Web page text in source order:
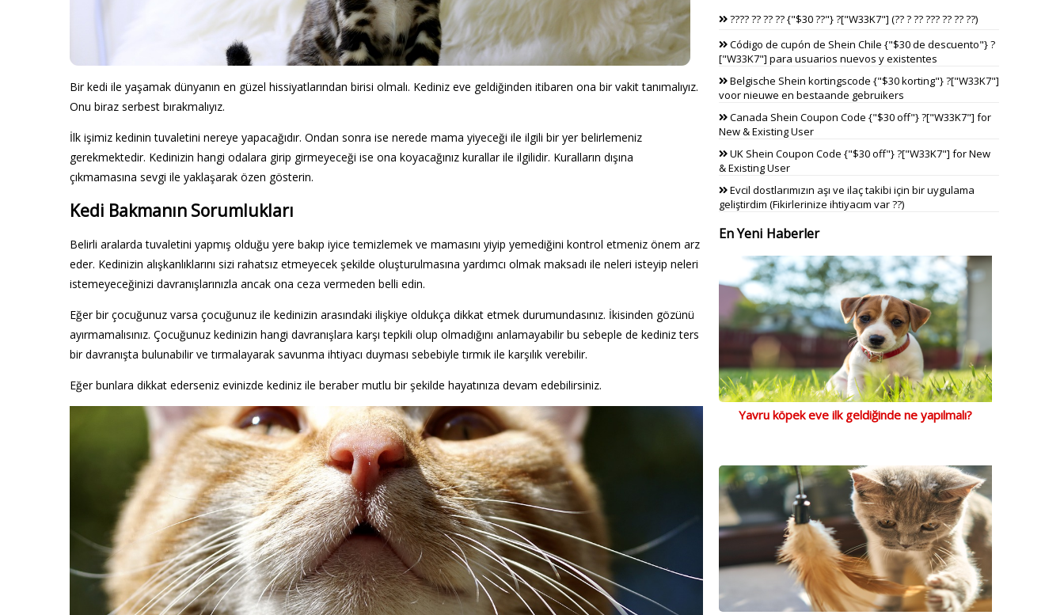
Bir kedi ile yaşamak dünyanın en güzel hissiyatlarından birisi olmalı. Kediniz eve geldiğinden itibaren ona bir vakit tanımalıyız.
Onu biraz serbest bırakmalıyız.
İlk işimiz kedinin tuvaletini nereye yapacağıdır. Ondan sonra ise nerede mama yiyeceği ile ilgili bir yer belirlemeniz
gerekmektedir. Kedinizin hangi odalara girip girmeyeceği ise ona koyacağınız kurallar ile ilgilidir. Kuralların dışına
çıkmamasına sevgi ile yaklaşarak özen gösterin.
Kedi Bakmanın Sorumlukları
Belirli aralarda tuvaletini yapmış olduğu yere bakıp iyice temizlemek ve mamasını yiyip yemediğini kontrol etmeniz önem arz
eder. Kedinizin alışkanlıklarını sizi rahatsız etmeyecek şekilde oluşturulmasına yardımcı olmak maksadı ile neleri isteyip neleri
istemeyeceğinizi davranışlarınızla ancak ona ceza vermeden belli edin.
Eğer bir çocuğunuz varsa çocuğunuz ile kedinizin arasındaki ilişkiye oldukça dikkat etmek durumundasınız. İkisinden gözünü
ayırmamalısınız. Çocuğunuz kedinizin hangi davranışlara karşı tepkili olup olmadığını anlamayabilir bu sebeple de kediniz ters
bir davranışta bulunabilir ve tırmalayarak savunma ihtiyacı duyması sebebiyle tırmık ile karşılık verebilir.
Eğer bunlara dikkat ederseniz evinizde kediniz ile beraber mutlu bir şekilde hayatınıza devam edebilirsiniz.
???? ?? ?? ?? {"$30 ??"} ?["W33K7"] (?? ? ?? ??? ?? ?? ??)
Código de cupón de Shein Chile {"$30 de descuento"} ?
["W33K7"] para usuarios nuevos y existentes
Belgische Shein kortingscode {"$30 korting"} ?["W33K7"]
voor nieuwe en bestaande gebruikers
Canada Shein Coupon Code {"$30 off"} ?["W33K7"] for
New & Existing User
UK Shein Coupon Code {"$30 off"} ?["W33K7"] for New
& Existing User
Evcil dostlarımızın aşı ve ilaç takibi için bir uygulama
geliştirdim (Fikirlerinize ihtiyacım var ??)
En Yeni Haberler
Yavru köpek eve ilk geldiğinde ne yapılmalı?